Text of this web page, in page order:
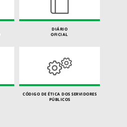
DIÁRIO
OFICIAL
CÓDIGO DE ÉTICA DOS SERVIDORES
PÚBLICOS